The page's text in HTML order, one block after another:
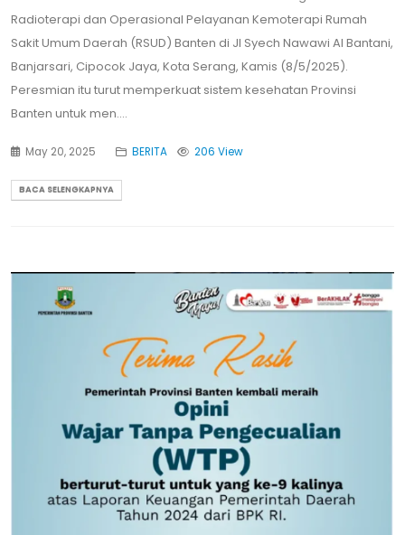
Radioterapi dan Operasional Pelayanan Kemoterapi Rumah
Sakit Umum Daerah (RSUD) Banten di Jl Syech Nawawi Al Bantani,
Banjarsari, Cipocok Jaya, Kota Serang, Kamis (8/5/2025).
Peresmian itu turut memperkuat sistem kesehatan Provinsi
Banten untuk men....
May 20, 2025 BERITA 206 View
BACA SELENGKAPNYA